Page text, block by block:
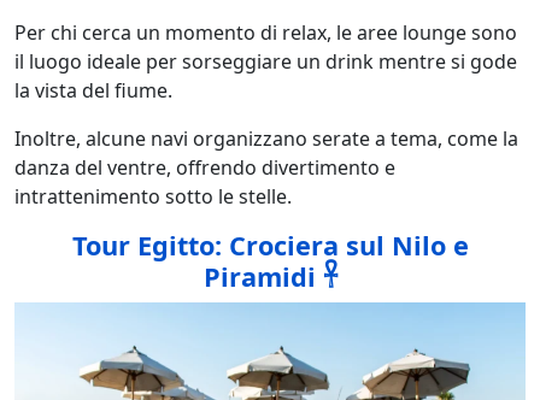
Per chi cerca un momento di relax, le aree lounge sono
il luogo ideale per sorseggiare un drink mentre si gode
la vista del fiume.
Inoltre, alcune navi organizzano serate a tema, come la
danza del ventre, offrendo divertimento e
intrattenimento sotto le stelle.
Tour Egitto: Crociera sul Nilo e
Piramidi 𓋹